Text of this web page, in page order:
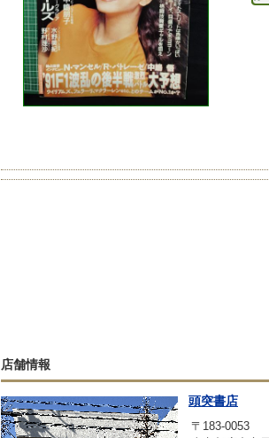
店舗情報
頭突書店
〒183-0053